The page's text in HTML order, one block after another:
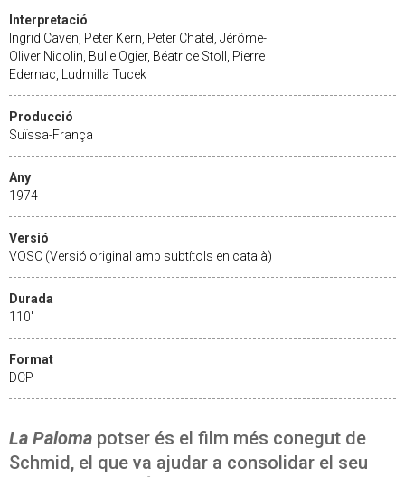
Interpretació
Ingrid Caven, Peter Kern, Peter Chatel, Jérôme-
Oliver Nicolin, Bulle Ogier, Béatrice Stoll, Pierre
Edernac, Ludmilla Tucek
Producció
Suïssa-França
Any
1974
Versió
VOSC (Versió original amb subtítols en català)
Durada
110'
Format
DCP
La Paloma potser és el film més conegut de
Schmid, el que va ajudar a consolidar el seu